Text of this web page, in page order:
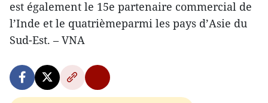
est également le 15e partenaire commercial de
l’Inde et le quatrièmeparmi les pays d’Asie du
Sud-Est. – VNA